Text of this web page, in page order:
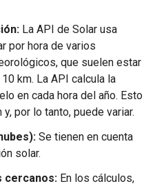
La API de Solar usa
por hora de varios
que suelen estar
km. La API calcula la
en cada hora del año. Esto
por lo tanto, puede variar.
Se tienen en cuenta
solar.
cercanos: En los cálculos,